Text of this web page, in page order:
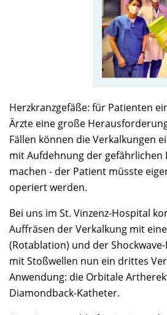
Herzkranzgefäße: für Patienten
Ärzte eine große
Fällen können die Verkalkungen
mit Aufdehnung der gefährlichen
machen - der Patient müsste
operiert werden.
Bei uns im St. Vinzenz-Hospital
Auffräsen der Verkalkung mit
(Rotablation) und der
mit Stoßwellen nun ein drittes
Anwendung: die Orbitale
Diamondback-Katheter.